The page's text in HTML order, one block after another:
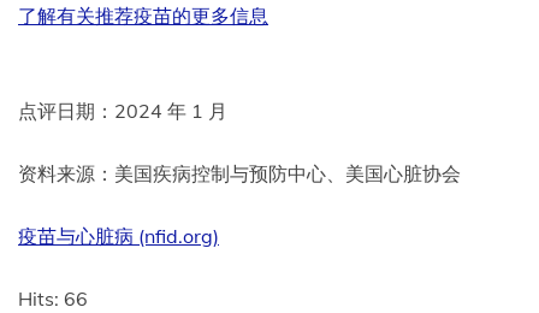
了解有关推荐疫苗的更多信息
点评日期：2024 年 1 月
资料来源：美国疾病控制与预防中心、美国心脏协会
疫苗与心脏病 (nfid.org)
Hits: 66